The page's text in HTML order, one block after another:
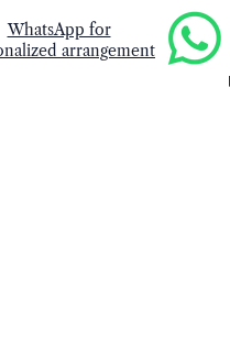
​WhatsApp for
arrangement